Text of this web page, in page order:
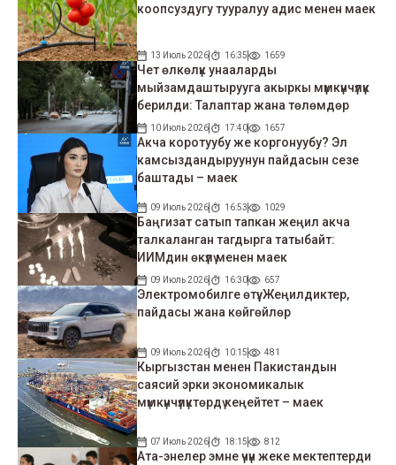
коопсуздугу тууралуу адис менен маек
13 Июль 2026 16:35 1659
Чет өлкөлүк унааларды
мыйзамдаштырууга акыркы мүмкүнчүлүк
берилди: Талаптар жана төлөмдөр
10 Июль 2026 17:40 1657
Акча коротуубу же коргонуубу? Эл
камсыздандыруунун пайдасын сезе
баштады – маек
09 Июль 2026 16:53 1029
Баңгизат сатып тапкан жеңил акча
талкаланган тагдырга татыбайт:
ИИМдин өкүлү менен маек
09 Июль 2026 16:30 657
Электромобилге өтүү: Жеңилдиктер,
пайдасы жана көйгөйлөр
09 Июль 2026 10:15 481
Кыргызстан менен Пакистандын
саясий эрки экономикалык
мүмкүнчүлүктөрдү кеңейтет – маек
07 Июль 2026 18:15 812
Ата-энелер эмне үчүн жеке мектептерди